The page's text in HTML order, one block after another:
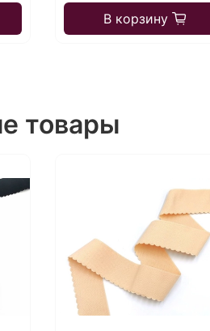
В корзину
товары